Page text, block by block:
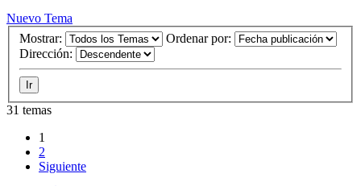
Nuevo Tema
Mostrar:
Ordenar por:
Dirección:
31 temas
1
2
Siguiente